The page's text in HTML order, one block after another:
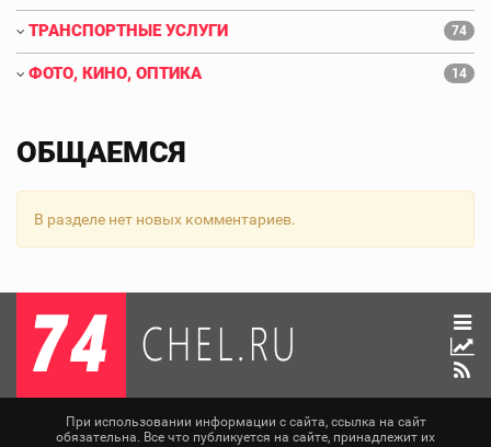
ТРАНСПОРТНЫЕ УСЛУГИ 74
ФОТО, КИНО, ОПТИКА 14
ОБЩАЕМСЯ
В разделе нет новых комментариев.
При использовании информации с сайта, ссылка на сайт
обязательна. Все что публикуется на сайте, принадлежит их